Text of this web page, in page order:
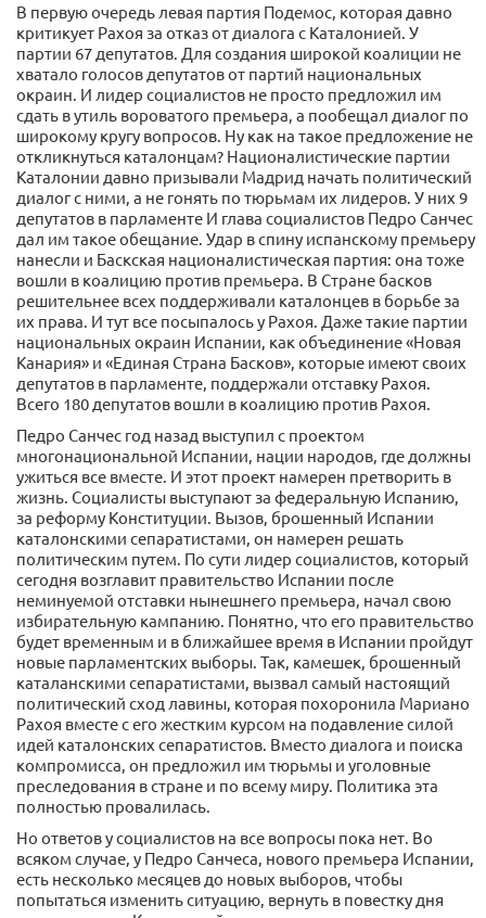
В первую очередь левая партия Подемос, которая давно
критикует Рахоя за отказ от диалога с Каталонией. У
партии 67 депутатов. Для создания широкой коалиции не
хватало голосов депутатов от партий национальных
окраин. И лидер социалистов не просто предложил им
сдать в утиль вороватого премьера, а пообещал диалог по
широкому кругу вопросов. Ну как на такое предложение не
откликнуться каталонцам? Националистические партии
Каталонии давно призывали Мадрид начать политический
диалог с ними, а не гонять по тюрьмам их лидеров. У них 9
депутатов в парламенте И глава социалистов Педро Санчес
дал им такое обещание. Удар в спину испанскому премьеру
нанесли и Баскская националистическая партия: она тоже
вошли в коалицию против премьера. В Стране басков
решительнее всех поддерживали каталонцев в борьбе за
их права. И тут все посыпалось у Рахоя. Даже такие партии
национальных окраин Испании, как объединение «Новая
Канария» и «Единая Страна Басков», которые имеют своих
депутатов в парламенте, поддержали отставку Рахоя.
Всего 180 депутатов вошли в коалицию против Рахоя.
Педро Санчес год назад выступил с проектом
многонациональной Испании, нации народов, где должны
ужиться все вместе. И этот проект намерен претворить в
жизнь. Социалисты выступают за федеральную Испанию,
за реформу Конституции. Вызов, брошенный Испании
каталонскими сепаратистами, он намерен решать
политическим путем. По сути лидер социалистов, который
сегодня возглавит правительство Испании после
неминуемой отставки нынешнего премьера, начал свою
избирательную кампанию. Понятно, что его правительство
будет временным и в ближайшее время в Испании пройдут
новые парламентских выборы. Так, камешек, брошенный
каталанскими сепаратистами, вызвал самый настоящий
политический сход лавины, которая похоронила Мариано
Рахоя вместе с его жестким курсом на подавление силой
идей каталонских сепаратистов. Вместо диалога и поиска
компромисса, он предложил им тюрьмы и уголовные
преследования в стране и по всему миру. Политика эта
полностью провалилась.
Но ответов у социалистов на все вопросы пока нет. Во
всяком случае, у Педро Санчеса, нового премьера Испании,
есть несколько месяцев до новых выборов, чтобы
попытаться изменить ситуацию, вернуть в повестку дня